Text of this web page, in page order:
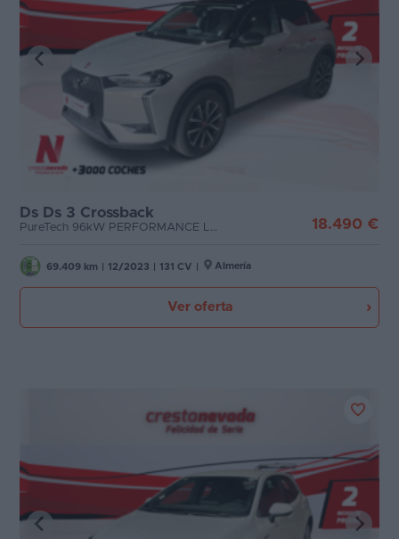
Ds Ds 3 Crossback
PureTech 96kW PERFORMANCE LINE AUTO. 18.490 €
69.409 km 12/2023 131 CV Almería
Ver oferta